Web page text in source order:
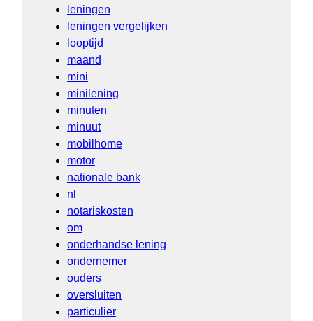
leningen
leningen vergelijken
looptijd
maand
mini
minilening
minuten
minuut
mobilhome
motor
nationale bank
nl
notariskosten
om
onderhandse lening
ondernemer
ouders
oversluiten
particulier